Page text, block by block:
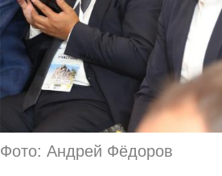
Фото: Андрей Фёдоров